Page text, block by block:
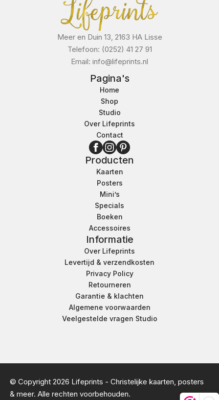
Meer en Duin 13, 2163 HA Lisse
Telefoon: (0252) 41 27 91
Email: info@lifeprints.nl
Pagina's
Home
Shop
Studio
Over Lifeprints
Contact
Producten
Kaarten
Posters
Mini’s
Specials
Boeken
Accessoires
Informatie
Over Lifeprints
Levertijd & verzendkosten
Privacy Policy
Retourneren
Garantie & klachten
Algemene voorwaarden
Veelgestelde vragen Studio
© Copyright 2026 Lifeprints - Christelijke kaarten, posters
& meer. Alle rechten voorbehouden.